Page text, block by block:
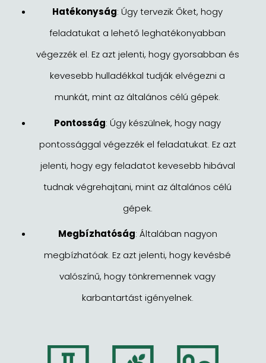
Hatékonyság: Úgy tervezik Őket, hogy
feladatukat a lehető leghatékonyabban
végezzék el. Ez azt jelenti, hogy gyorsabban és
kevesebb hulladékkal tudják elvégezni a
munkát, mint az általános célú gépek.
Pontosság: Úgy készülnek, hogy nagy
pontossággal végezzék el feladatukat. Ez azt
jelenti, hogy egy feladatot kevesebb hibával
tudnak végrehajtani, mint az általános célú
gépek.
Megbízhatóság: Általában nagyon
megbízhatóak. Ez azt jelenti, hogy kevésbé
valószínű, hogy tönkremennek vagy
karbantartást igényelnek.